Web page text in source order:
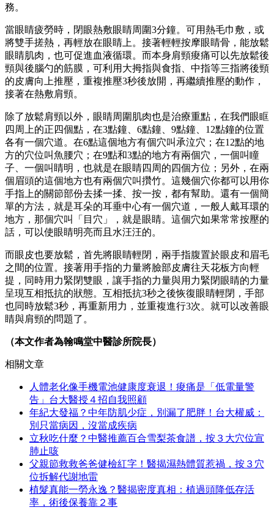
務。
當眼睛疲勞時，閉眼熱敷眼睛周圍3分鐘。可用熱毛巾敷，或
將雙手搓熱，再輕放在眼睛上。接著輕輕按摩眼睛骨，能放鬆
眼睛肌肉，也可促進血液循環。而本身肩頸痠痛可以先放鬆後
頸與後腦勺的筋膜，可利用大拇指與食指、中指等三指將後頸
的皮膚向上推壓，重複推壓3秒後放開，再繼續推壓的動作，
接著在熱敷肩頸。
除了放鬆肩頸以外，眼睛周圍肌肉也是治療重點，在我們眼眶
四周上的正四個點，在3點鐘、6點鐘、9點鐘、12點鐘的位置
各有一個穴道。在6點這個地方有個穴叫承泣穴；在12點的地
方的穴位叫魚腰穴；在9點和3點的地方有兩個穴，一個叫瞳
子、一個叫睛明，也就是在眼睛四周的四個方位；另外，在兩
個眉頭的這個地方也有兩個穴叫攢竹。這幾個穴你都可以用你
手指上的關節部份去揉一揉、按一按，都有幫助。還有一個簡
單的方法，就是耳朵的耳垂中心有一個穴道，一般人戴耳環的
地方，那個穴叫「目穴」，就是眼睛。這個穴如果常常按壓的
話，可以使眼睛明亮而且水汪汪的。
而眼皮也要放鬆，首先將眼睛輕閉，兩手指腹置於眼皮和眉毛
之間的位置。接著用手指的力量將臉部皮膚往天花板方向輕
提，同時用力緊閉雙眼，讓手指的力量與用力緊閉眼睛的力量
呈現互相抵抗的狀態。互相抵抗3秒之後恢復眼睛輕閉，手部
也同時放鬆3秒，再重新用力，並重複進行3次。就可以改善眼
睛與肩頸的問題了。
（本文作者為翰鳴堂中醫診所院長）
相關文章
人體老化像手機電池健康度衰退！痠痛是「低電量警
告」台大醫授４招自我照顧
年紀大發福？中年防肌少症，別漏了肥胖！台大權威：
別只當病因，沒當成疾病
立秋吃什麼？中醫推薦百合雪梨茶食譜，按３大穴位宣
肺止咳
父親節救救爸爸健檢紅字！醫揭濕熱體質惹禍，按３穴
位拆解代謝地雷
植髮真能一勞永逸？醫揭密度真相：植過頭降低存活
率，術後保養靠２事